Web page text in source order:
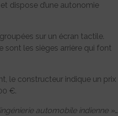
dispose d’une autonomie
sur un écran tactile.
sont les sièges arrière qui font
le constructeur indique un prix
€.
automobile indienne »…